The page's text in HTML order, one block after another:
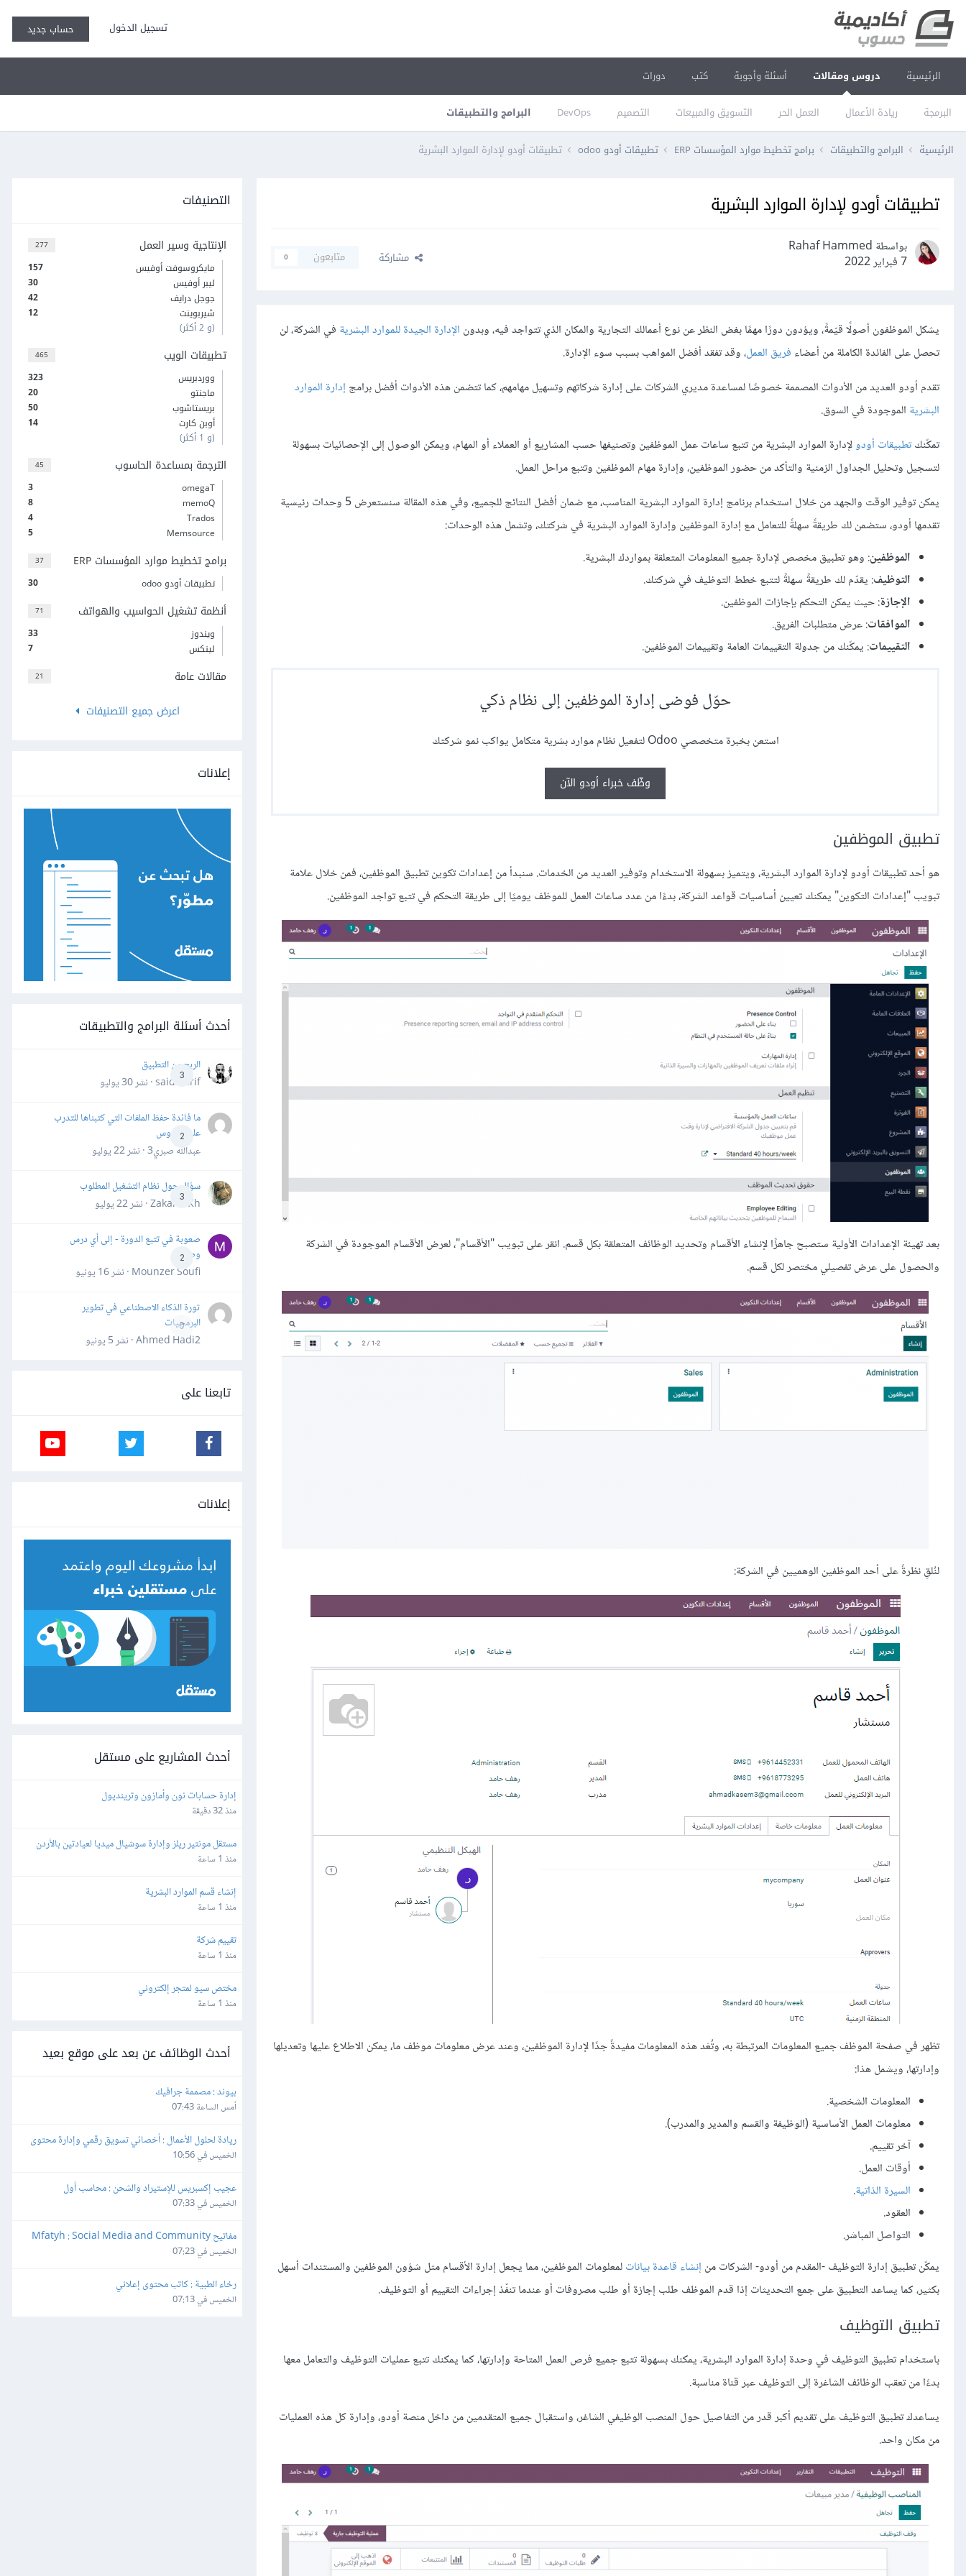
تسجيل الدخول حساب جديد
الرئيسية دروس ومقالات
البرمجة ريادة الأعمال العمل الحر التسويق والمبيعات التصميم DevOps البرامج والتطبيقات
أسئلة وأجوبة كتب دورات
الرئيسية البرامج والتطبيقات برامج تخطيط موارد المؤسسات ERP تطبيقات أودو odoo تطبيقات أودو لإدارة الموارد البشرية
تطبيقات أودو لإدارة الموارد البشرية
بواسطة Rahaf Hammed
7 فبراير 2022
مشاركة متابعون 0
يشكل الموظفون أصولًا قيّمةً، ويؤدون دورًا مهمًا بغض النظر عن نوع أعمالك التجارية والمكان الذي تتواجد فيه، وبدون الإدارة الجيدة للموارد البشرية في الشركة، لن
تحصل على الفائدة الكاملة من أعضاء فريق العمل، وقد تفقد أفضل المواهب بسبب سوء الإدارة.
تقدم أودو العديد من الأدوات المصممة خصوصًا لمساعدة مديري الشركات على إدارة شركاتهم وتسهيل مهامهم، كما تتضمن هذه الأدوات أفضل برامج إدارة الموارد
البشرية الموجودة في السوق.
تمكّنكتطبيقات أودولإدارة الموارد البشرية من تتبع ساعات عمل الموظفين وتصنيفها حسب المشاريع أو العملاء أو المهام، ويمكن الوصول إلى الإحصائيات بسهولة
لتسجيل وتحليل الجداول الزمنية والتأكد من حضور الموظفين، وإدارة مهام الموظفين وتتبع مراحل العمل.
يمكن توفير الوقت والجهد من خلال استخدام برنامج إدارة الموارد البشرية المناسب، مع ضمان أفضل النتائج للجميع، وفي هذه المقالة سنستعرض 5 وحدات رئيسية
تقدمها أودو، ستضمن لك طريقةً سهلةً للتعامل مع إدارة الموظفين وإدارة الموارد البشرية في شركتك، وتشمل هذه الوحدات:
الموظفين: وهو تطبيق مخصص لإدارة جميع المعلومات المتعلقة بمواردك البشرية.
التوظيف: يقدّم لك طريقةً سهلةً لتتبع خطط التوظيف في شركتك.
الإجازة: حيث يمكن التحكم بإجازات الموظفين.
الموافقات: عرض متطلبات الفريق.
التقييمات: يمكّنك من جدولة التقييمات العامة وتقييمات الموظفين.
حوّل فوضى إدارة الموظفين إلى نظام ذكي
استعن بخبرة متخصصي Odoo لتفعيل نظام موارد بشرية متكامل يواكب نمو شركتك
وظّف خبراء أودو الآن
تطبيق الموظفين
هو أحد تطبيقات أودو لإدارة الموارد البشرية، ويتميز بسهولة الاستخدام وتوفير العديد من الخدمات. سنبدأ من إعدادات تكوين تطبيق الموظفين، فمن خلال علامة
تبويب "إعدادات التكوين" يمكنك تعيين أساسيات قواعد الشركة، بدءًا من عدد ساعات العمل للموظف يوميًا إلى طريقة التحكم في تتبع تواجد الموظفين.
بعد تهيئة الإعدادات الأولية ستصبح جاهزًا لإنشاء الأقسام وتحديد الوظائف المتعلقة بكل قسم. انقر على تبويب "الأقسام"، لعرض الأقسام الموجودة في الشركة
والحصول على عرض تفصيلي مختصر لكل قسم.
لنُلقِ نظرةً على أحد الموظفين الوهميين في الشركة:
تظهر في صفحة الموظف جميع المعلومات المرتبطة به، وتُعَد هذه المعلومات مفيدةً جدًا لإدارة الموظفين، وعند عرض معلومات موظف ما، يمكن الاطلاع عليها وتعديلها
وإدارتها، ويشمل هذا:
المعلومات الشخصية.
معلومات العمل الأساسية (الوظيفة والقسم والمدير والمدرب).
آخر تقييم.
أوقات العمل.
السيرة الذاتية.
العقود.
التواصل المباشر.
يمكّن تطبيق إدارة التوظيف -المقدم من أودو- الشركات من إنشاء قاعدة بياناتلمعلومات الموظفين، مما يجعل إدارة الأقسام مثل شؤون الموظفين والمستندات أسهل
بكثير، كما يساعد التطبيق على جمع التحديثات إذا قدم الموظف طلب إجازة أو طلب مصروفات أو عندما تنفّذ إجراءات التقييم أو التوظيف.
تطبيق التوظيف
باستخدام تطبيق التوظيف في وحدة إدارة الموارد البشرية، يمكنك بسهولة تتبع جميع فرص العمل المتاحة وإدارتها، كما يمكنك تتبع عمليات التوظيف والتعامل معها
بدءًا من تعقب الوظائف الشاغرة إلى التوظيف عبر قناة مناسبة.
يساعدك تطبيق التوظيف على تقديم أكبر قدر من التفاصيل حول المنصب الوظيفي الشاغر، واستقبال جميع المتقدمين من داخل منصة أودو، وإدارة كل هذه العمليات
من مكان واحد.
التصنيفات
277 الإنتاجية وسير العمل
157
مايكروسوفت أوفيس
30
ليبر أوفيس
42
جوجل درايف
12
شيربوينت
(و 2 أكثر)
465 تطبيقات الويب
323
ووردبريس
20
ماجنتو
50
بريستاشوب
14
أوبن كارت
(و 1 أكثر)
45 الترجمة بمساعدة الحاسوب
3
omegaT
8
memoQ
4
Trados
5
Memsource
37 برامج تخطيط موارد المؤسسات ERP
30 تطبيقات أودو odoo
71 أنظمة تشغيل الحواسيب والهواتف
33
ويندوز
7
لينكس
21
مقالات عامة
اعرض جميع التصنيفات
إعلانات
أحدث أسئلة البرامج والتطبيقات
3
الربح من التطبيق
said darif · نشر
30 يوليو
2
ما فائدة حفظ الملفات التي كتبناها للتدرب
على الدروس
عبدالله صبري3 · نشر
22 يوليو
3
سؤال حول نظام التشغيل المطلوب
Zakaria Kh · نشر
22 يوليو
2
صعوبة في تتبع الدورة - إلى أي درس
وصلت؟
Mounzer Soufi · نشر
16 يونيو
0
ثورة الذكاء الاصطناعي في تطوير
البرمجيات
Ahmed Hadi2 · نشر
5 يونيو
تابعنا على
إعلانات
أحدث المشاريع على مستقل
إدارة حسابات نون وأمازون وترينديول
منذ 32 دقيقة
وألمانيا
منذ 1 ساعة
إنشاء قسم الموارد البشرية
منذ 1 ساعة
تقييم شركة
منذ 1 ساعة
مختص سيو لمتجر إلكتروني
منذ 1 ساعة
أحدث الوظائف عن بعد على موقع بعيد
بيوند : مصممة جرافيك
أمس الساعة 07:43
ريادة لحلول الأعمال : أخصائي تسويق رقمي وإدارة محتوى
الخميس في 10:56
عجيب إكسبريس للإستيراد والشحن : محاسب أول
الخميس في 07:33
Manager
الخميس في 07:23
رخاء الطبية : كاتب محتوى إعلاني
الخميس في 07:13